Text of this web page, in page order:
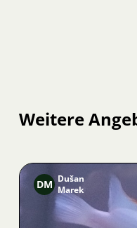
Weitere
DM Dušan
Marek